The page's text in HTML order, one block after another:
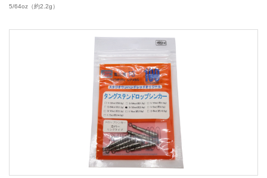
5/64oz（約2.2g）